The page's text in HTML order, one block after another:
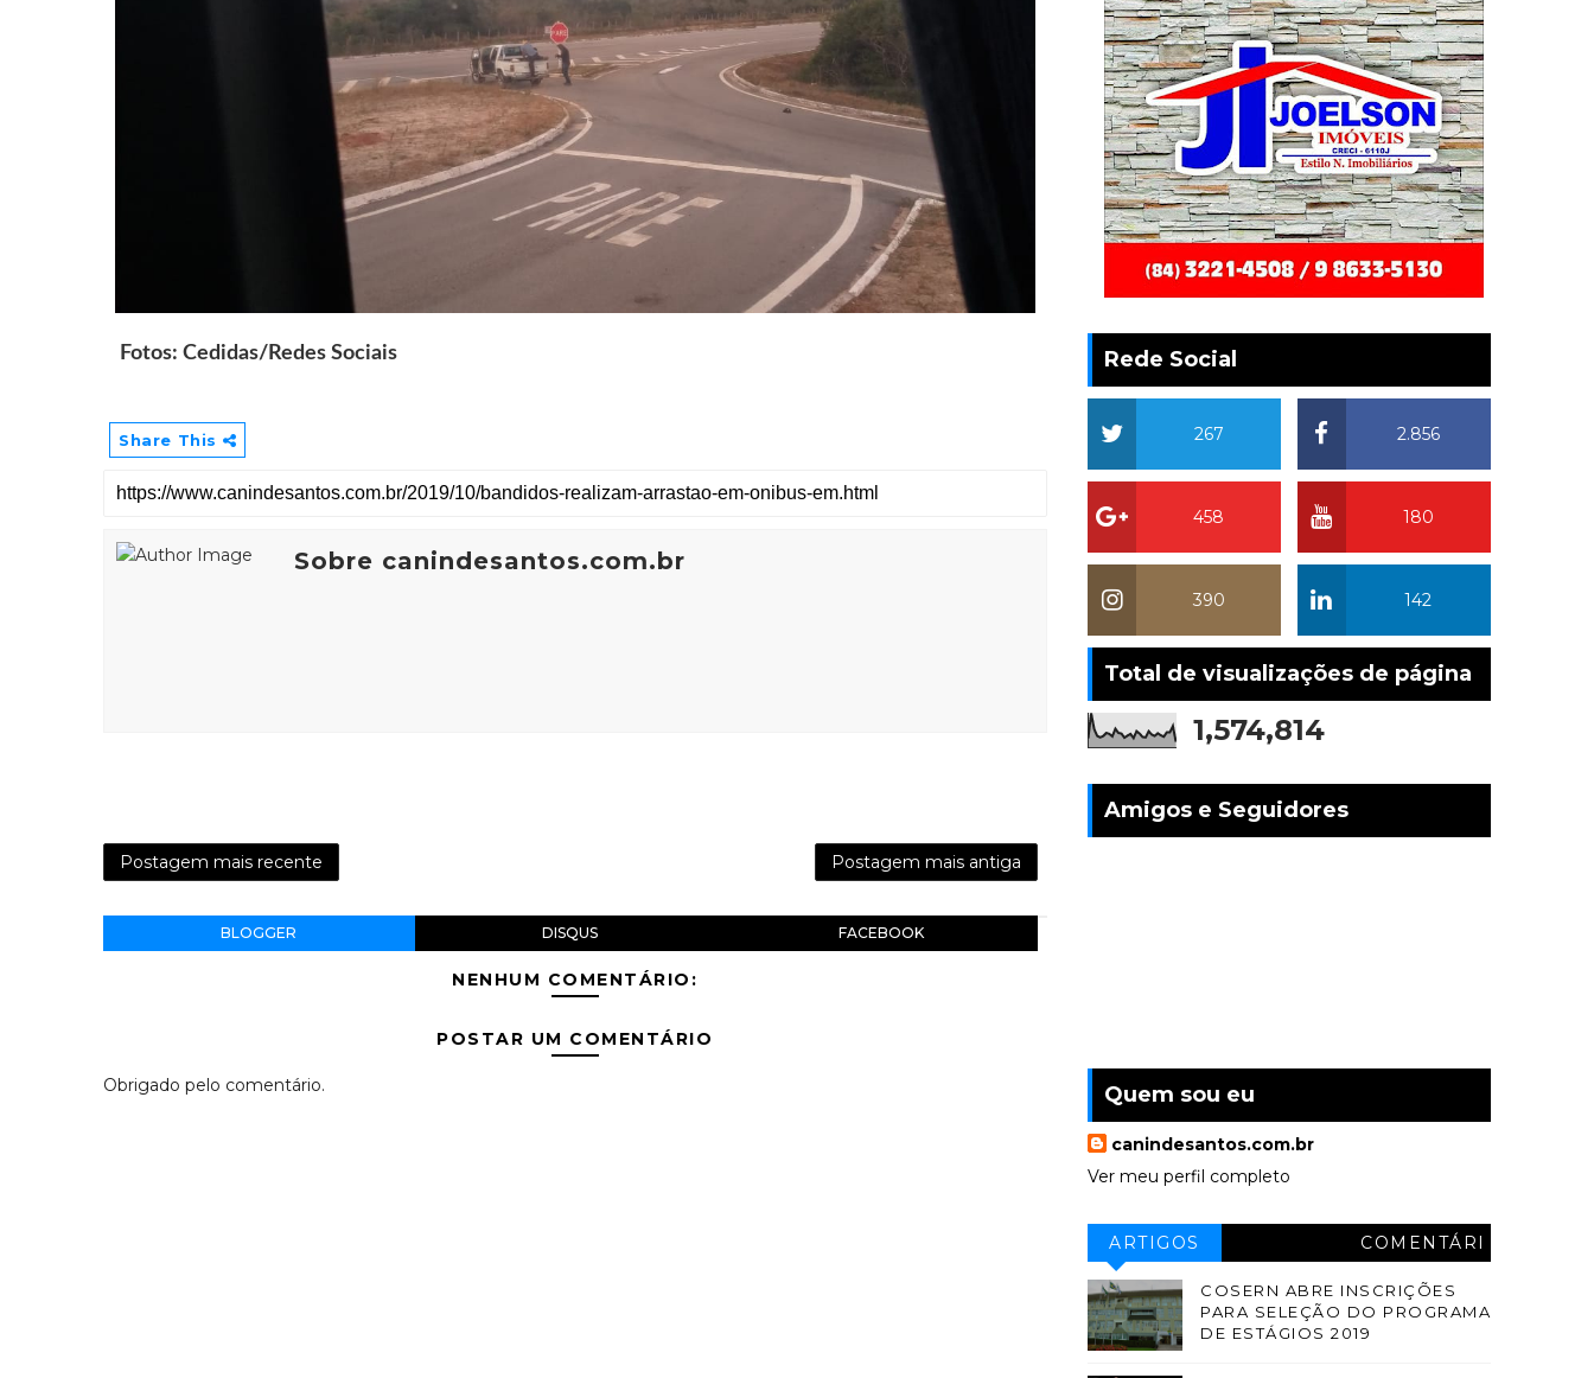
Fotos: Cedidas/Redes Sociais
Share This
Sobre canindesantos.com.br
Postagem mais recente Postagem mais antiga
BLOGGER DISQUS FACEBOOK
NENHUM COMENTÁRIO:
POSTAR UM COMENTÁRIO
Obrigado pelo comentário.
Rede Social
2.856
267
180
458
142
390
Total de visualizações de página
1,574,814
Amigos e Seguidores
Quem sou eu
canindesantos.com.br
Ver meu perfil completo
ARTIGOS
COMENTÁRI
OS
COSERN ABRE INSCRIÇÕES
PARA SELEÇÃO DO PROGRAMA
DE ESTÁGIOS 2019